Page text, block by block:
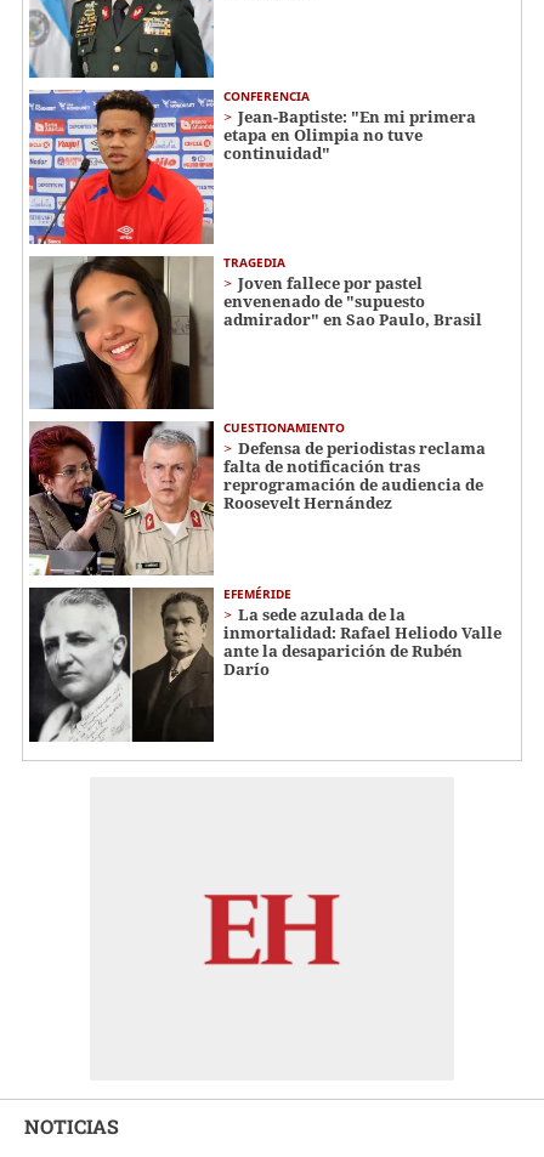
CONFERENCIA
Jean-Baptiste: "En mi primera
etapa en Olimpia no tuve
continuidad"
TRAGEDIA
Joven fallece por pastel
envenenado de "supuesto
admirador" en Sao Paulo, Brasil
CUESTIONAMIENTO
Defensa de periodistas reclama
falta de notificación tras
reprogramación de audiencia de
Roosevelt Hernández
EFEMÉRIDE
La sede azulada de la
inmortalidad: Rafael Heliodo Valle
ante la desaparición de Rubén
Darío
NOTICIAS